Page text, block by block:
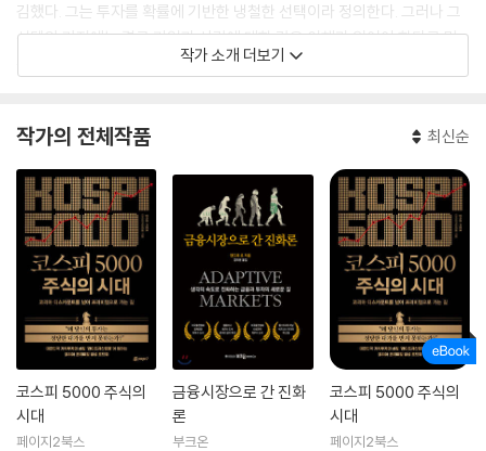
김했다. 그는 투자를 확률에 기반한 냉철한 선택이라 정의한다. 그러나 그
선택의 기저에는 결국 기업과 사람에 대한 깊은 이해가 있어야 한다고 믿
작가 소개 더보기
작가의 전체작품 최신순
코스피 5000 주식의
시대
페이지2북스
금융시장으로 간 진화
론
부크온
코스피 5000 주식의
시대
페이지2북스